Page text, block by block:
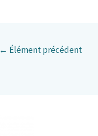
← Élément précédent